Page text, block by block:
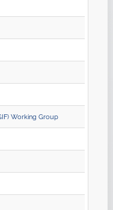
Working Group